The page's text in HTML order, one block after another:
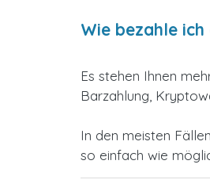
Wie bezahle
Es stehen Ihnen
Barzahlung,
In den meisten
so einfach wie